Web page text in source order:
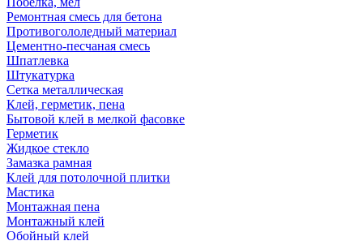
Ремонтная смесь для бетона
Противогололедный материал
Цементно-песчаная смесь
Шпатлевка
Штукатурка
Сетка металлическая
Клей, герметик, пена
Бытовой клей в мелкой фасовке
Герметик
Жидкое стекло
Замазка рамная
Клей для потолочной плитки
Мастика
Монтажная пена
Монтажный клей
Обойный клей